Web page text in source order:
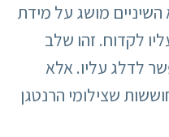
השיניים מושג על מידת
לקדוח. זהו שלב
לדלג עליו. אלא
שצילומי הרנטגן